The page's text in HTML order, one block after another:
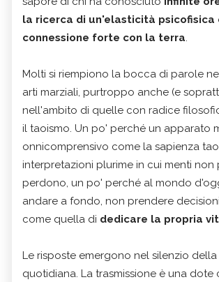
la ricerca di un'elasticità psicofisica
connessione forte con la terra.
Molti si riempiono la bocca di parole
arti marziali, purtroppo anche (e
nell'ambito di quelle con radice
il taoismo. Un po' perché un apparato
onnicomprensivo come la sapienza
interpretazioni plurime in cui menti non
perdono, un po' perché al mondo
andare a fondo, non prendere
come quella di dedicare la propria
Le risposte emergono nel silenzio
quotidiana. La trasmissione è una dote